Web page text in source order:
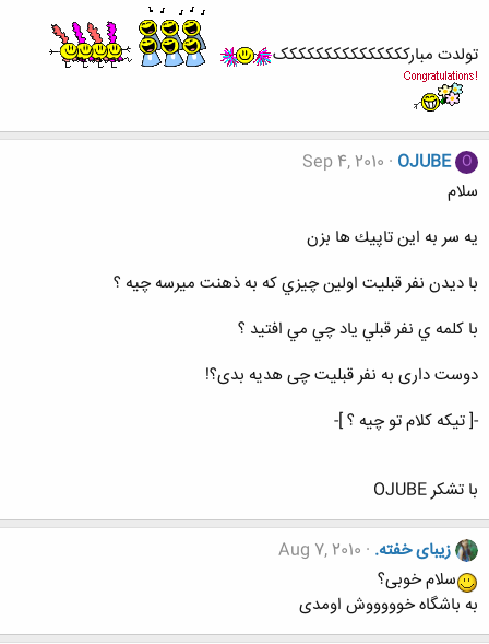
تولدت مبارککککککککککککککک
O
OJUBE
Sep 4, 2010
سلام
يه سر به اين تاپيك ها بزن
با ديدن نفر قبليت اولين چيزي كه به ذهنت ميرسه چيه ؟
با كلمه ي نفر قبلي ياد چي مي افتيد ؟
دوست داری به نفر قبلیت چی هدیه بدی؟!
-[ تيكه كلام تو چيه ؟ ]-
با تشكر OJUBE
زیبای خفته. Aug 7, 2010
سلام خوبی؟
به باشگاه خوووووش اومدی